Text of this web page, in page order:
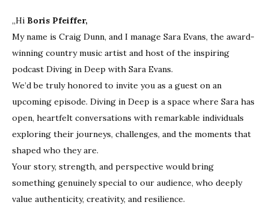
„Hi Boris Pfeiffer,
My name is Craig Dunn, and I manage Sara Evans, the award-
winning country music artist and host of the inspiring
podcast Diving in Deep with Sara Evans.
We’d be truly honored to invite you as a guest on an
upcoming episode. Diving in Deep is a space where Sara has
open, heartfelt conversations with remarkable individuals
exploring their journeys, challenges, and the moments that
shaped who they are.
Your story, strength, and perspective would bring
something genuinely special to our audience, who deeply
value authenticity, creativity, and resilience.